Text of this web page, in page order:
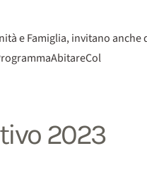
e Famiglia, invitano
2023